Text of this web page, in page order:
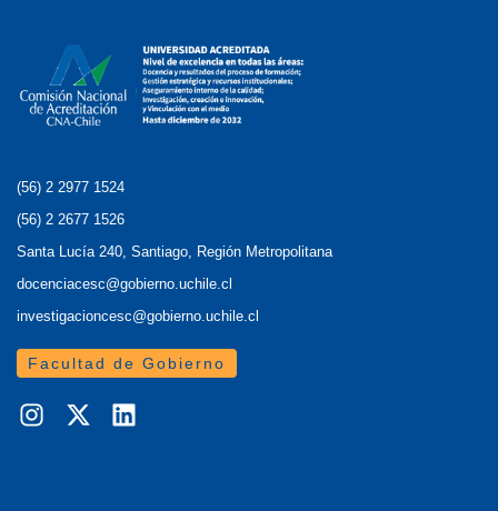
(56) 2 2977 1524
(56) 2 2677 1526
Santa Lucía 240, Santiago, Región Metropolitana
docenciacesc@gobierno.uchile.cl
investigacioncesc@gobierno.uchile.cl
Facultad de Gobierno